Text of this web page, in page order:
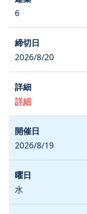
6
2026/8/20
詳細
2026/8/19
水